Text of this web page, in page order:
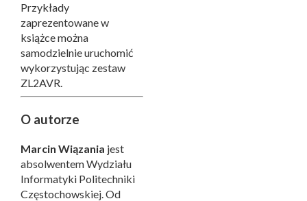
Przykłady
zaprezentowane w
książce można
samodzielnie uruchomić
wykorzystując zestaw
ZL2AVR.
O autorze
Marcin Wiązania jest
absolwentem Wydziału
Informatyki Politechniki
Częstochowskiej. Od